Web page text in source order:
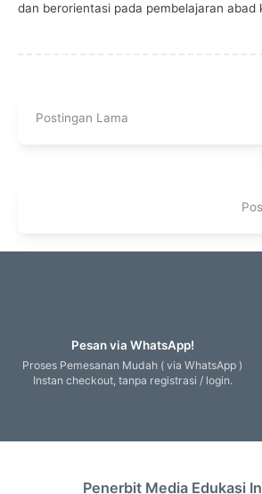
dan berorientasi pada pembelajaran abad
Postingan Lama
Pesan via WhatsApp!
Proses Pemesanan Mudah ( via WhatsApp )
Instan checkout, tanpa registrasi / login.
Penerbit Media Edukasi